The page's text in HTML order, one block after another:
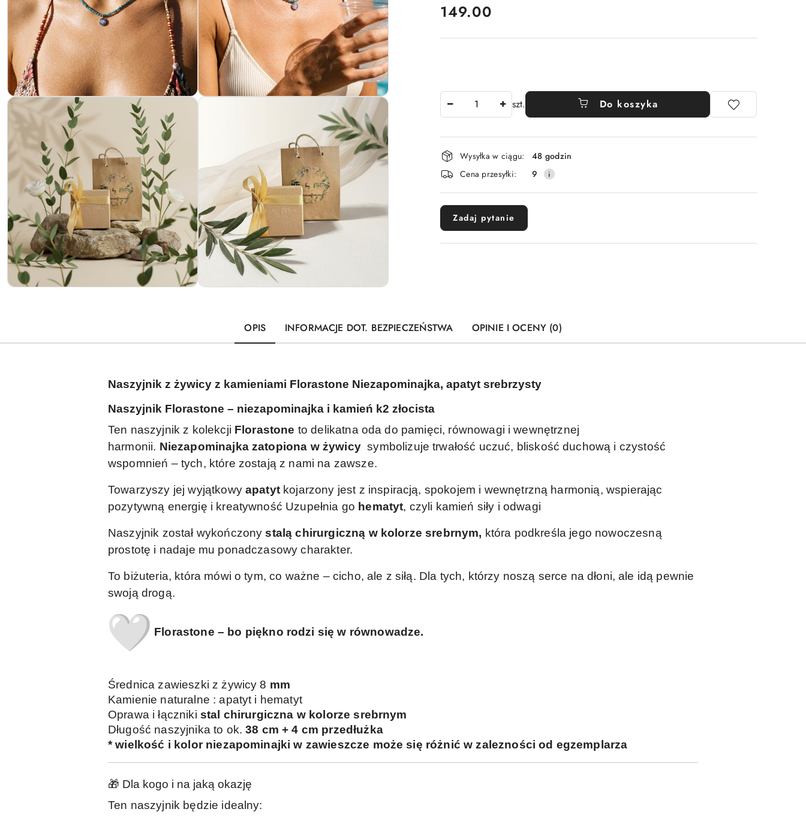
cena:
149.00
szt. Do koszyka
Dostępność
i
dostawa
Wysyłka w ciągu:
48 godzin
Cena przesyłki:
9
Zadaj pytanie
OPIS INFORMACJE DOT. BEZPIECZEŃSTWA OPINIE I OCENY (0)
Naszyjnik z żywicy z kamieniami Florastone Niezapominajka, apatyt srebrzysty
Naszyjnik Florastone – niezapominajka i kamień k2 złocista
Ten naszyjnik z kolekcji Florastone to delikatna oda do pamięci, równowagi i wewnętrznej
harmonii. Niezapominajka zatopiona w żywicy symbolizuje trwałość uczuć, bliskość duchową i czystość
wspomnień – tych, które zostają z nami na zawsze.
Towarzyszy jej wyjątkowyapatyt kojarzony jest z inspiracją, spokojem i wewnętrzną harmonią, wspierając
pozytywną energię i kreatywność Uzupełnia go hematyt, czyli kamień siły i odwagi
Naszyjnik został wykończonystalą chirurgiczną w kolorze srebrnym, która podkreśla jego nowoczesną
prostotę i nadaje mu ponadczasowy charakter.
To biżuteria, która mówi o tym, co ważne – cicho, ale z siłą. Dla tych, którzy noszą serce na dłoni, ale idą pewnie
swoją drogą.
Florastone – bo piękno rodzi się w równowadze.
Średnica zawieszki z żywicy 8 mm
Kamienie naturalne : apatyt i hematyt
Oprawa i łączniki stal chirurgiczna w kolorze srebrnym
Długość naszyjnika to ok.38 cm + 4 cm przedłużka
* wielkość i kolor niezapominajki w zawieszcze może się różnić w zalezności od egzemplarza
🎁 Dla kogo i na jaką okazję
Ten naszyjnik będzie idealny: